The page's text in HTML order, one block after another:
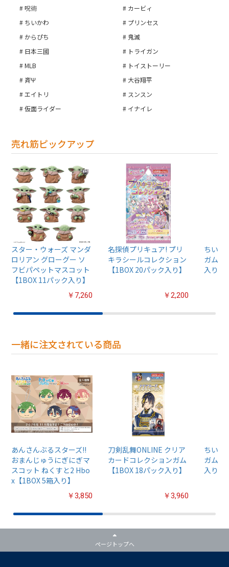
呪術
カービィ
ちいかわ
プリンセス
からぴち
鬼滅
日本三國
トライガン
MLB
トイストーリー
斉Ψ
大谷翔平
エイトリ
スンスン
仮面ライダー
イナイレ
売れ筋ピックアップ
スター・ウォーズ マンダ
ロリアン グローグー ソ
フビパペットマスコット
【1BOX 11パック入り】
￥7,260
名探偵プリキュア! プリ
キラシールコレクション
【1BOX 20パック入り】
￥2,200
ちいか
ガム4
入り】
一緒に注文されている商品
あんさんぶるスターズ!!
おまんじゅうにぎにぎマ
スコット ねくすと2 Hbo
x【1BOX 5箱入り】
￥3,850
刀剣乱舞ONLINE クリア
カードコレクションガム
【1BOX 18パック入り】
￥3,960
ちいか
ガム4
入り】
ページトップへ